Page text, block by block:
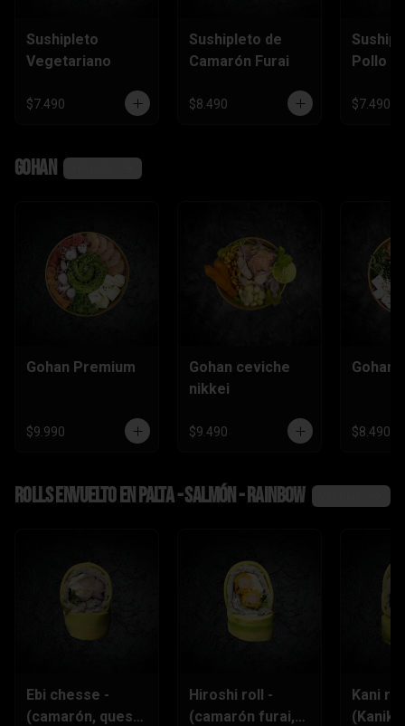
Sushipleto
Vegetariano
$7.490
Sushipleto de
Camarón Furai
$8.490
Pollo
$7.490
Gohan
Gohan Premium
$9.990
Gohan ceviche
nikkei
$9.490
Gohan
$8.490
Rolls envuelto en palta - salmón - rainbow
Ebi chesse -
(camarón, queso
Hiroshi roll -
(camarón furai,
Kani